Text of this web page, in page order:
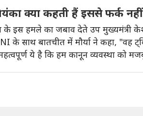
क्या कहती हैं इससे फर्क
के इस हमले का जबाव देते उप मुख्यमंत्री
के साथ बातचीत में मौर्या ने कहा, "वह
ये है कि हम कानून व्यवस्था को